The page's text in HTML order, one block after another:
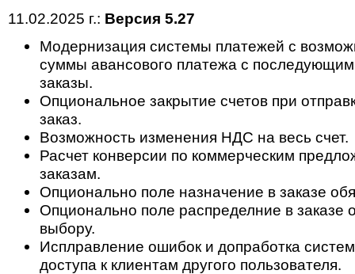
11.02.2025 г.: Версия 5.27
Модернизация системы платежей с
суммы авансового платежа с
заказы.
Опциональное закрытие счетов при
заказ.
Возможность изменения НДС на весь счет.
Расчет конверсии по коммерческим
заказам.
Опционально поле назначение в заказе
Опционально поле распределние в заказе
выбору.
Исплравление ошибок и допработка
доступа к клиентам другого пользователя.